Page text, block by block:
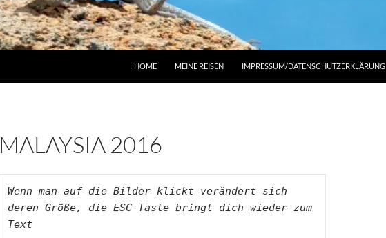
HOME MEINE REISEN IMPRESSUM/DATENSCHUTZERKLÄRUNG
MALAYSIA 2016
Wenn man auf die Bilder klickt verändert sich
deren Größe, die ESC-Taste bringt dich wieder zum
Text